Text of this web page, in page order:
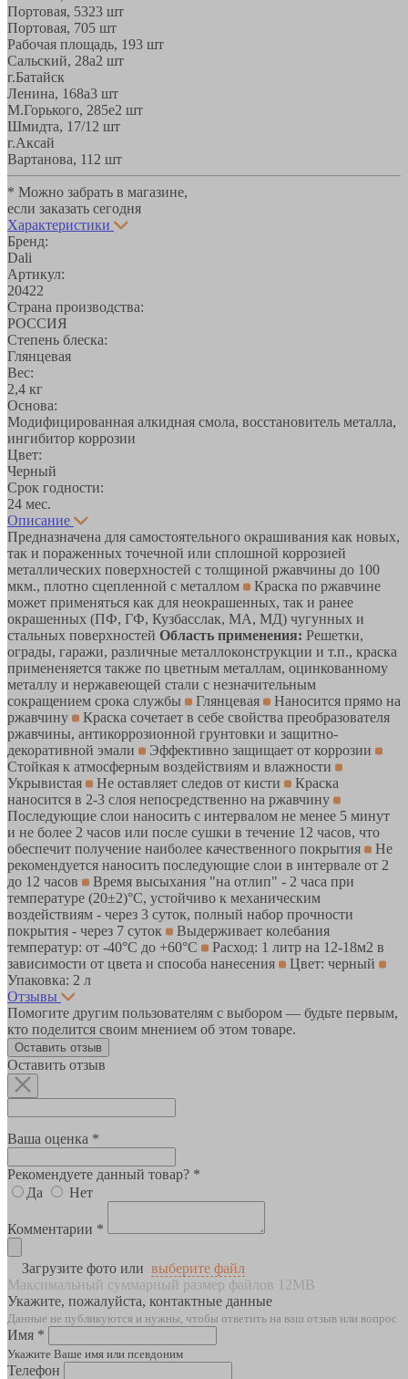
Портовая, 5323 шт
Портовая, 705 шт
Рабочая площадь, 193 шт
Сальский, 28a2 шт
г.Батайск
Ленина, 168а3 шт
М.Горького, 285е2 шт
Шмидта, 17/1 2 шт
г.Аксай
Вартанова, 11 2 шт
* Можно забрать в магазине,
если заказать сегодня
Характеристики
Бренд:
Dali
Артикул:
20422
Страна производства:
РОССИЯ
Степень блеска:
Глянцевая
Вес:
2,4 кг
Основа:
Модифицированная алкидная смола, восстановитель металла,
ингибитор коррозии
Цвет:
Черный
Срок годности:
24 мес.
Описание
Предназначена для самостоятельного окрашивания как новых,
так и пораженных точечной или сплошной коррозией
металлических поверхностей с толщиной ржавчины до 100
мкм., плотно сцепленной с металлом
Краска по ржавчине
может применяться как для неокрашенных, так и ранее
окрашенных (ПФ, ГФ, Кузбасслак, МА, МД) чугунных и
стальных поверхностей Область применения: Решетки,
ограды, гаражи, различные металлоконструкции и т.п., краска
примененяется также по цветным металлам, оцинкованному
металлу и нержавеющей стали с незначительным
сокращением срока службы
Глянцевая
Наносится прямо на
ржавчину
Краска сочетает в себе свойства преобразователя
ржавчины, антикоррозионной грунтовки и защитно-
декоративной эмали
Эффективно защищает от коррозии
Стойкая к атмосферным воздействиям и влажности
Укрывистая
Не оставляет следов от кисти
Краска
наносится в 2-3 слоя непосредственно на ржавчину
Последующие слои наносить с интервалом не менее 5 минут
и не более 2 часов или после сушки в течение 12 часов, что
обеспечит получение наиболее качественного покрытия
Не
рекомендуется наносить последующие слои в интервале от 2
до 12 часов
Время высыхания "на отлип" - 2 часа при
температуре (20±2)°С, устойчиво к механическим
воздействиям - через 3 суток, полный набор прочности
покрытия - через 7 суток
Выдерживает колебания
температур: от -40°С до +60°С
Расход: 1 литр на 12-18м2 в
зависимости от цвета и способа нанесения
Цвет: черный
Упаковка: 2 л
Отзывы
Помогите другим пользователям с выбором — будьте первым,
кто поделится своим мнением об этом товаре.
Оставить отзыв
Оставить отзыв
Ваша оценка *
Рекомендуете данный товар? *
Да
Нет
Комментарии *
Загрузите фото или выберите файл
Максимальный суммарный размер файлов 12MB
Укажите, пожалуйста, контактные данные
Данные не публикуются и нужны, чтобы ответить на ваш отзыв или вопрос
Имя *
Укажите Ваше имя или псевдоним
Телефон